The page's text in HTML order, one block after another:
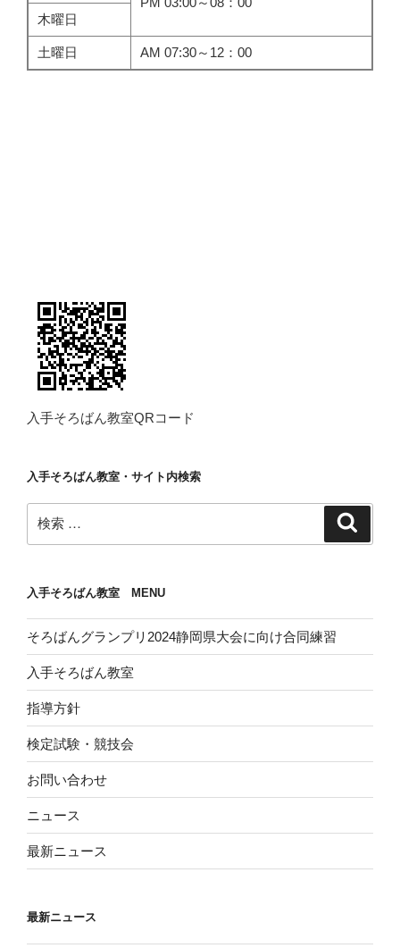
木曜日
土曜日 AM 07:30～12：00
入手そろばん教室QRコード
入手そろばん教室・サイト内検索
索:
入手そろばん教室 MENU
そろばんグランプリ2024静岡県大会に向け合同練習
入手そろばん教室
指導方針
検定試験・競技会
お問い合わせ
ニュース
最新ニュース
最新ニュース